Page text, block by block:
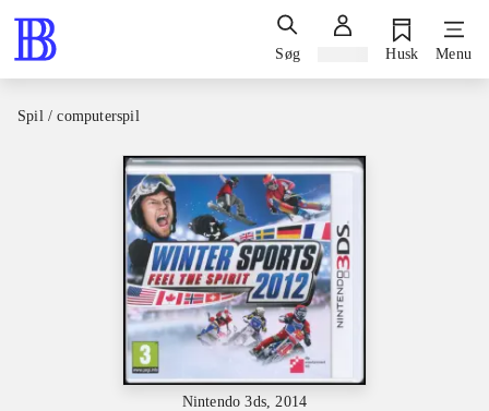
Søg Husk Menu
Spil / computerspil
Nintendo 3ds, 2014